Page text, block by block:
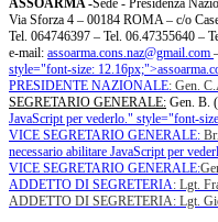
ASSOARMA -Sede - Presidenza
Via Sforza 4 – 00184 ROMA – c/o
Tel. 064746397 – Tel. 06.47355640 –
e-mail: assoarma.cons.naz@gmail.com
style="font-size: 12.16px;">
PRESIDENTE NAZIONALE: Gen.
SEGRETARIO GENERALE: Gen. B.
JavaScript per vederlo." style="font-
VICE SEGRETARIO GENERALE:
necessario abilitare JavaScript per
VICE SEGRETARIO GENERALE:
ADDETTO DI SEGRETERIA: Lgt.
ADDETTO DI SEGRETERIA: Lgt.